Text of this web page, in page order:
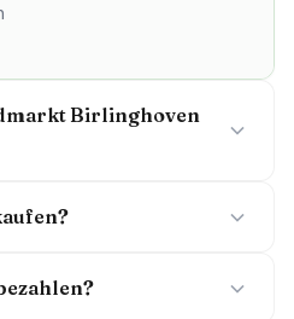
Birlinghoven